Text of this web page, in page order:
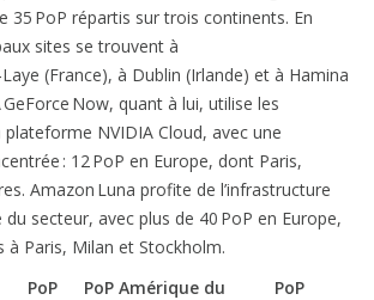
35 PoP répartis sur trois continents. En
sites se trouvent à
(France), à Dublin (Irlande) et à Hamina
GeForce Now, quant à lui, utilise les
plateforme NVIDIA Cloud, avec une
: 12 PoP en Europe, dont Paris,
Amazon Luna profite de l’infrastructure
du secteur, avec plus de 40 PoP en Europe,
à Paris, Milan et Stockholm.
PoP
PoP Amérique du
PoP